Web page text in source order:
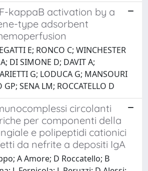
kappaB activation by a
type adsorbent
E; RONCO C; WINCHESTER
DI SIMONE D; DAVIT A;
G; LODUCA G; MANSOURI
SENA LM; ROCCATELLO D
circolanti
per componenti della
e polipeptidi cationici
da nefrite a depositi IgA
A Amore; D Roccatello; B